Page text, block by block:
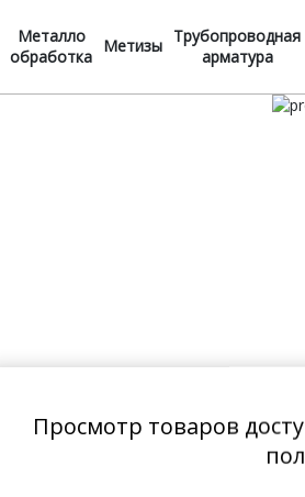
Металло
обработка Метизы Трубопроводная
арматура
Просмотр товаров